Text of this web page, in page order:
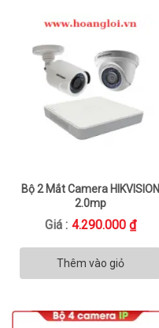
Bộ 2 Mắt Camera HIKVISION
2.0mp
Giá : 4.290.000 ₫
Thêm vào giỏ